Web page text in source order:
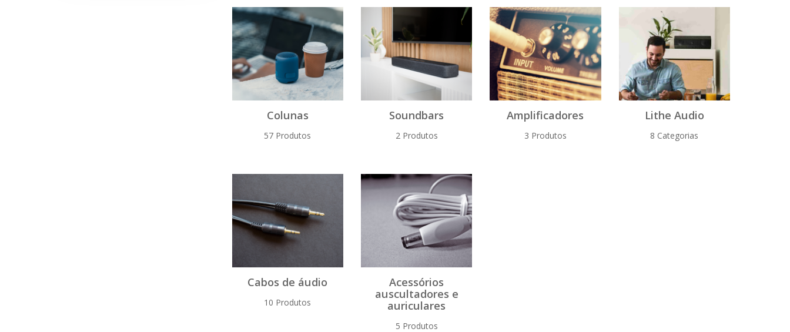
Colunas
57 Produtos
Soundbars
2 Produtos
Amplificadores
3 Produtos
Lithe Audio
8 Categorias
Cabos de áudio
10 Produtos
Acessórios
auscultadores e
auriculares
5 Produtos